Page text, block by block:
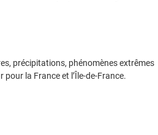
précipitations, phénomènes extrêmes
la France et l’Île-de-France.